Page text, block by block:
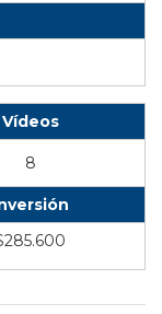
Vídeos
8